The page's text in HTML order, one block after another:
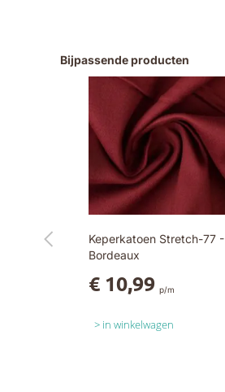
Bijpassende producten
Keperkatoen Stretch-77 -
Bordeaux
€ 10,99 p/m
in winkelwagen